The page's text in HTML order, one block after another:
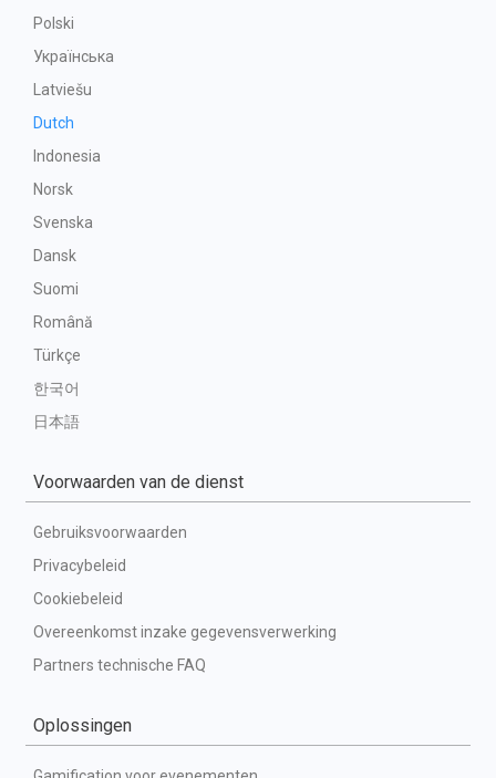
Polski
Українська
Latviešu
Dutch
Indonesia
Norsk
Svenska
Dansk
Suomi
Română
Türkçe
한국어
日本語
Voorwaarden van de dienst
Gebruiksvoorwaarden
Privacybeleid
Cookiebeleid
Overeenkomst inzake gegevensverwerking
Partners technische FAQ
Oplossingen